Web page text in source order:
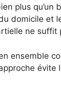
plus qu’un
domicile et
ne suffit
ensemble
évite